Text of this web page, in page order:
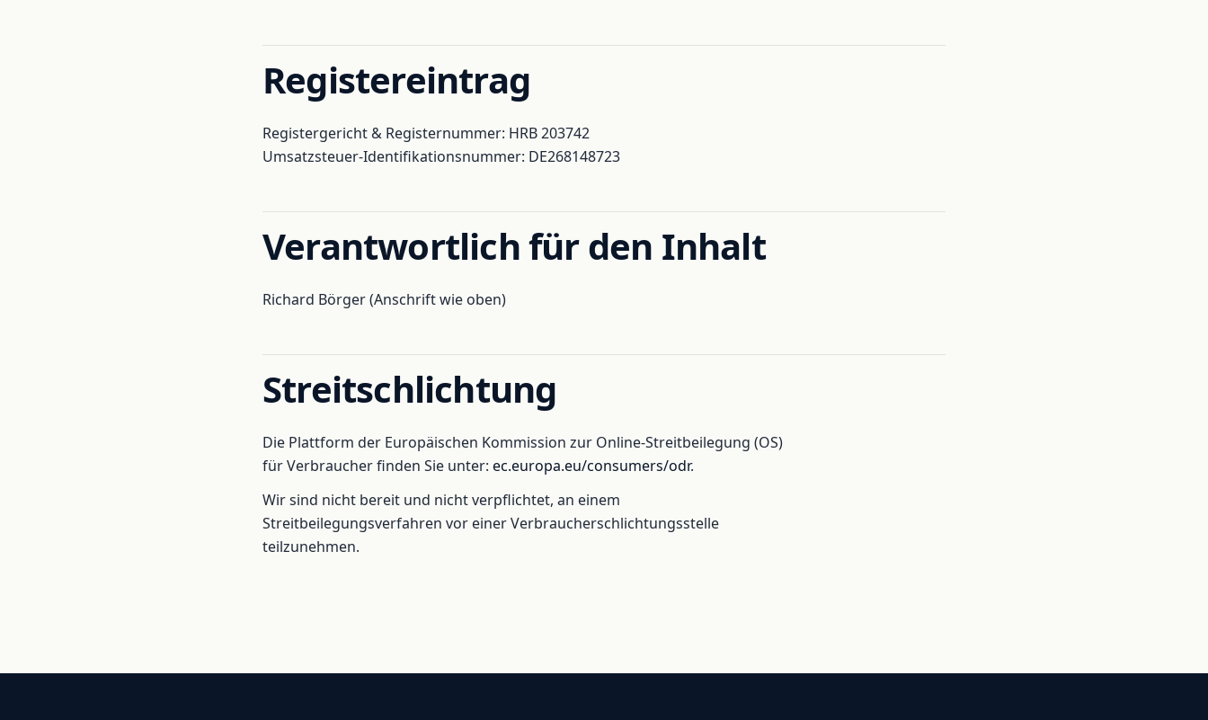
Registereintrag
Registergericht & Registernummer: HRB 203742
Umsatzsteuer-Identifikationsnummer: DE268148723
Verantwortlich für den Inhalt
Richard Börger (Anschrift wie oben)
Streitschlichtung
Die Plattform der Europäischen Kommission zur Online-Streitbeilegung (OS)
für Verbraucher finden Sie unter: ec.europa.eu/consumers/odr.
Wir sind nicht bereit und nicht verpflichtet, an einem
Streitbeilegungsverfahren vor einer Verbraucherschlichtungsstelle
teilzunehmen.